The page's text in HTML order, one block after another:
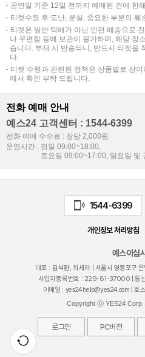
예
이
공연일 기준 12일 전까지 예매된 건에 한
티켓수령 후 도난, 분실, 중요한 부분의
티켓은 일반 택배가 아닌 인편 배송으로
나 우편함 등에 보관이 불가하며, 해당 장
습니다. 부재 시 반송되니, 반드시 티켓을
다.
티켓 수령과 관련된 정책은 상품별로 상
에서 확인 부탁 드립니다.
전화 예매 안내
예스24 고객센터 : 1544-6399
전화 예매 수수료 : 장당 2,000원
운영시간 : 평일 09:00~18:00,
토요일 09:00~17:00, 일요일 및
1544-6399
개인정보 처리방침
예스이십
대표 : 김석환, 최세라 | 서울시 영등포구
사업자등록번호 : 229-81-37000 | 통
이메일 : yes24help@yes24.com | 호
Copyright ⓒ YES24 Corp.
로그인 PC버전